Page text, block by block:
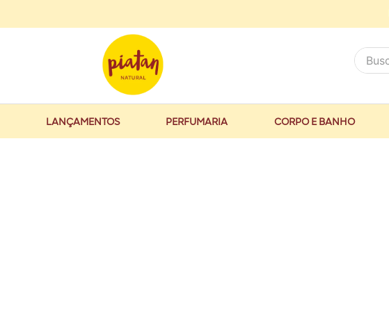
Buscar
LANÇAMENTOS PERFUMARIA CORPO E BANHO